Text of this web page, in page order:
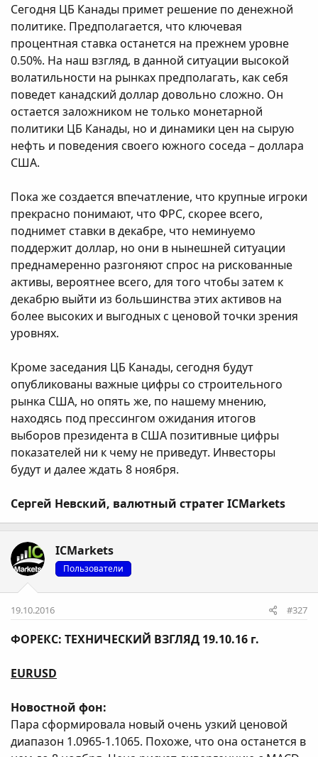
Сегодня ЦБ Канады примет решение по денежной
политике. Предполагается, что ключевая
процентная ставка останется на прежнем уровне
0.50%. На наш взгляд, в данной ситуации высокой
волатильности на рынках предполагать, как себя
поведет канадский доллар довольно сложно. Он
остается заложником не только монетарной
политики ЦБ Канады, но и динамики цен на сырую
нефть и поведения своего южного соседа – доллара
США.
Пока же создается впечатление, что крупные игроки
прекрасно понимают, что ФРС, скорее всего,
поднимет ставки в декабре, что неминуемо
поддержит доллар, но они в нынешней ситуации
преднамеренно разгоняют спрос на рискованные
активы, вероятнее всего, для того чтобы затем к
декабрю выйти из большинства этих активов на
более высоких и выгодных с ценовой точки зрения
уровнях.
Кроме заседания ЦБ Канады, сегодня будут
опубликованы важные цифры со строительного
рынка США, но опять же, по нашему мнению,
находясь под прессингом ожидания итогов
выборов президента в США позитивные цифры
показателей ни к чему не приведут. Инвесторы
будут и далее ждать 8 ноября.
Сергей Невский, валютный стратег ICMarkets
ICMarkets
Пользователи
19.10.2016 #327
ФОРЕКС: ТЕХНИЧЕСКИЙ ВЗГЛЯД 19.10.16 г.
EURUSD
Новостной фон:
Пара сформировала новый очень узкий ценовой
диапазон 1.0965-1.1065. Похоже, что она останется в